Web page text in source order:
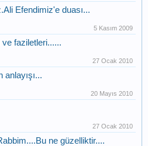
Efendimiz'e duası...
5 Kasım 2009
ve faziletleri......
27 Ocak 2010
anlayışı...
20 Mayıs 2010
27 Ocak 2010
ne güzelliktir....